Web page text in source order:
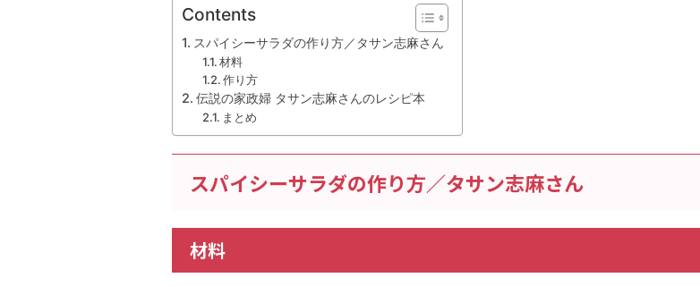
Contents
スパイシーサラダの作り方／タサン志麻さん
材料
作り方
伝説の家政婦 タサン志麻さんのレシピ本
まとめ
スパイシーサラダの作り方／タサン志麻さん
材料